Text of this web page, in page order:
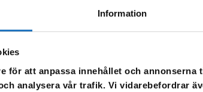
Information
för att anpassa innehållet och annonserna
analysera vår trafik. Vi vidarebefordrar
dags- och veckotidningar, kataloger,
, kapsyler, tuber, konservburkar.
blöjor, tandborstar, disktrasor, kattsand.
äggskal, matrester, kaffesump.